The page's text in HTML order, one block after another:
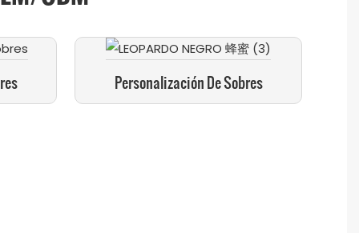
Personalización De Sobres